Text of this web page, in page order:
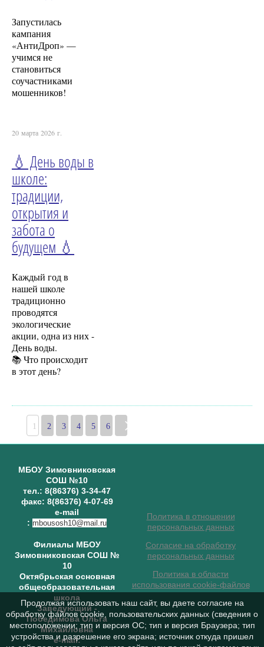
Запустилась
кампания
«АнтиДроп» —
учимся не
становиться
соучастниками
мошенников!
20 марта 2026 г.
💧 День воды в
школе:
традиции,
открытия и
забота о
будущем 💧
Каждый год в
нашей школе
традиционно
проводятся
экологические
акции, одна из них -
День воды.
📚 Что происходит
в этот день?
1 2 3 4 5 6
МБОУ Зимовниковская
СОШ №10
тел.: 8(86376) 3-34-47
факс: 8(86376) 4-07-69
e-mail
: mbousosh10@mail.ru
Филиалы МБОУ
Зимовниковская СОШ №
10
Октябрьская основная
общеобразовательная
школа
Заведующий-
Победимова Ольга
Михайловна
e-mail:
Политика в отношении
персональных данных
Согласие на обработку
персональных данных
Политика в области
использования cookie-файлов
Продолжая использовать наш сайт, вы даете согласие на
обработку файлов cookie, пользовательских данных (сведения о
местоположении; тип и версия ОС; тип и версия Браузера; тип
устройства и разрешение его экрана; источник откуда пришел